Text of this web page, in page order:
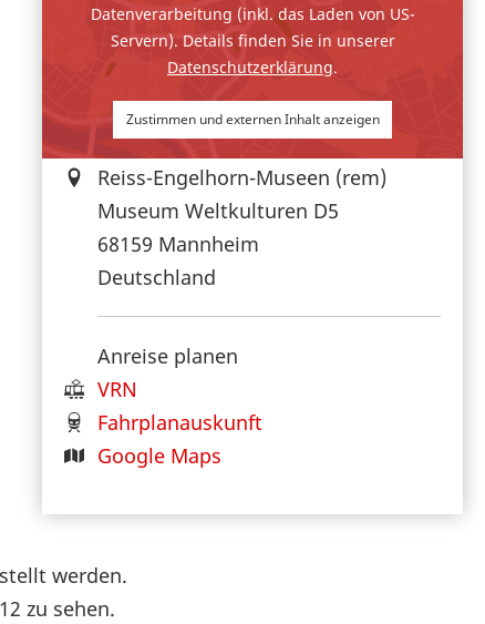
Datenverarbeitung (inkl. das Laden von US-
Servern). Details finden Sie in unserer
Datenschutzerklärung.
Zustimmen und externen Inhalt anzeigen
Reiss-Engelhorn-Museen (rem)
Museum Weltkulturen D5
68159 Mannheim
Deutschland
Anreise planen
VRN
Fahrplanauskunft
Google Maps
werden.
zu sehen.